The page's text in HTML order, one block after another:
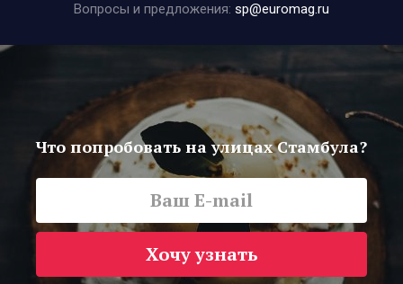
Вопросы и предложения: sp@euromag.ru
Что попробовать на улицах Стамбула?
Хочу узнать